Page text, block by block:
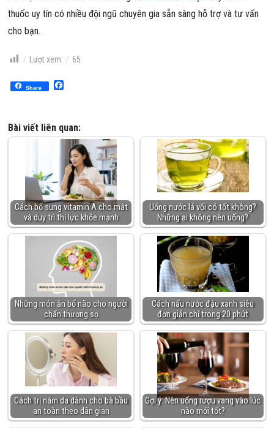
thuốc uy tín có nhiều đội ngũ chuyên gia sẵn sàng hỗ trợ và tư vấn
cho bạn.
Lượt xem: 65
Share
Bài viết liên quan:
Cách bổ sung vitamin A cho mắt
và duy trì thị lực khỏe mạnh
Uống nước lá vối có tốt không?
Những ai không nên uống?
Những món ăn bổ não cho người
chấn thương sọ
Cách nấu nước đậu xanh siêu
đơn giản chỉ trong 20 phút
Cách trị nám da dành cho bà bầu
an toàn theo dân gian
Gợi ý: Nên uống rượu vang vào lúc
nào mới tốt?